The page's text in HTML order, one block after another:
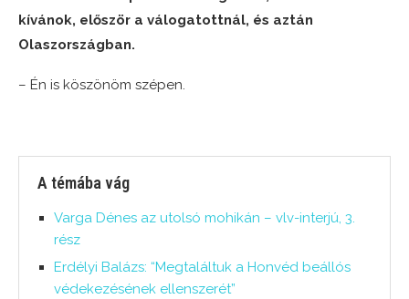
kívánok, először a válogatottnál, és aztán
Olaszországban.
– Én is köszönöm szépen.
A témába vág
Varga Dénes az utolsó mohikán – vlv-interjú, 3.
rész
Erdélyi Balázs: “Megtaláltuk a Honvéd beállós
védekezésének ellenszerét”